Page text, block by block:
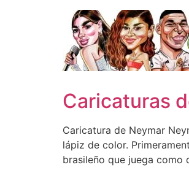
Caricaturas
Caricatura de Neymar
lápiz de color.
brasileño que juega como